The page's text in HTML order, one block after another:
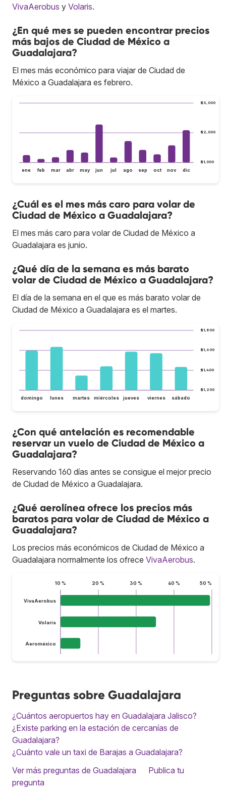
VivaAerobus y Volaris.
¿En qué mes se pueden encontrar precios
más bajos de Ciudad de México a
Guadalajara?
El mes más económico para viajar de Ciudad de
México a Guadalajara es febrero.
$1,000
$2,000
$3,000
ene feb mar abr may jun jul ago sep oct nov dic
¿Cuál es el mes más caro para volar de
Ciudad de México a Guadalajara?
El mes más caro para volar de Ciudad de México a
Guadalajara es junio.
¿Qué día de la semana es más barato
volar de Ciudad de México a Guadalajara?
El día de la semana en el que es más barato volar de
Ciudad de México a Guadalajara es el martes.
$1,200
$1,400
$1,600
$1,800
domingo lunes martes miércoles jueves viernes sábado
¿Con qué antelación es recomendable
reservar un vuelo de Ciudad de México a
Guadalajara?
Reservando 160 días antes se consigue el mejor precio
de Ciudad de México a Guadalajara.
¿Qué aerolínea ofrece los precios más
baratos para volar de Ciudad de México a
Guadalajara?
Los precios más económicos de Ciudad de México a
Guadalajara normalmente los ofrece VivaAerobus.
10 % 20 % 30 % 40 % 50 %
VivaAerobus
Volaris
Aeroméxico
Preguntas sobre Guadalajara
¿Cuántos aeropuertos hay en Guadalajara Jalisco?
¿Existe parking en la estación de cercanías de
Guadalajara?
¿Cuánto vale un taxi de Barajas a Guadalajara?
Ver más preguntas de Guadalajara
Publica tu
pregunta